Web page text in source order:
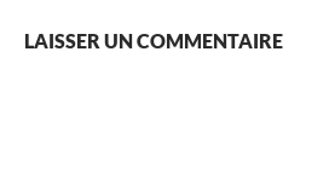
LAISSER UN COMMENTAIRE